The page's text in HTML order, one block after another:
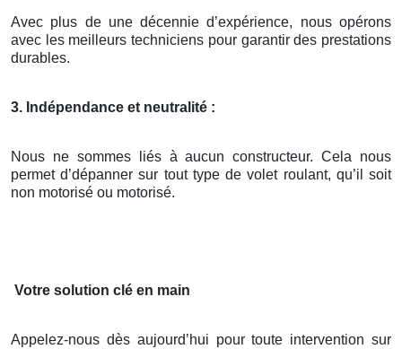
Avec plus de une décennie d’expérience, nous opérons
avec les meilleurs techniciens pour garantir des prestations
durables.
3. Indépendance et neutralité :
Nous ne sommes liés à aucun constructeur. Cela nous
permet d’dépanner sur tout type de volet roulant, qu’il soit
non motorisé ou motorisé.
Votre solution clé en main
Appelez-nous dès aujourd’hui pour toute intervention sur